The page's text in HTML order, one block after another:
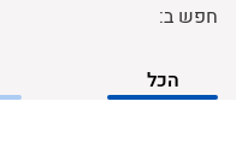
חפש ב:
הכל